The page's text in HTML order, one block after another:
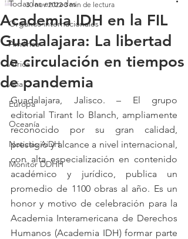
Todas las entradas
Organos internacionales
América
África
Asia
Europa
Oceanía
Noticias AiDH
Monitor DDHH
Academia IDH en la FIL
Guadalajara: La libertad
de circulación en tiempos
de pandemia
30 nov 2022 3 min de lectura
Guadalajara, Jalisco. – El grupo
editorial Tirant lo Blanch, ampliamente
reconocido por su gran calidad,
prestigio y alcance a nivel internacional,
con alta especialización en contenido
académico y jurídico, publica un
promedio de 1100 obras al año. Es un
honor y motivo de celebración para la
Academia Interamericana de Derechos
Humanos (Academia IDH) formar parte